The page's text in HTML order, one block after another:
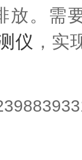
放。需
仪 ，实